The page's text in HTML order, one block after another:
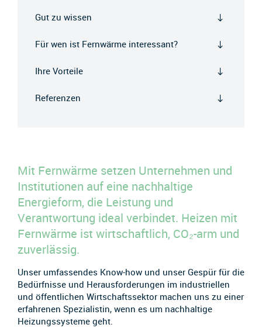
Gut zu wissen
Für wen ist Fernwärme interessant?
Ihre Vorteile
Referenzen
Mit Fernwärme setzen Unternehmen und
Institutionen auf eine nachhaltige
Energieform, die Leistung und
Verantwortung ideal verbindet. Heizen mit
Fernwärme ist wirtschaftlich, CO₂-arm und
zuverlässig.
Unser umfassendes Know-how und unser Gespür für die
Bedürfnisse und Herausforderungen im industriellen
und öffentlichen Wirtschaftssektor machen uns zu einer
erfahrenen Spezialistin, wenn es um nachhaltige
Heizungssysteme geht.